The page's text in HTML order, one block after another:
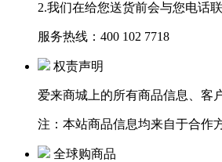
2.我们在给您送货前会与您电话
服务热线： 400 102 7718
权责声明
爱来商城上的所有商品信息、客
注：本站商品信息均来自于合作
全球购商品